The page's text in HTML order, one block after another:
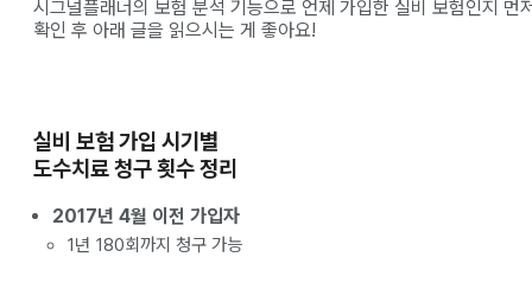
시그널플래너의 보험 분석 기능으로 언제 가입한 실비 보험인지 먼
확인 후 아래 글을 읽으시는 게 좋아요!
실비 보험 가입 시기별
도수치료 청구 횟수 정리
2017년 4월 이전 가입자
1년 180회까지 청구 가능